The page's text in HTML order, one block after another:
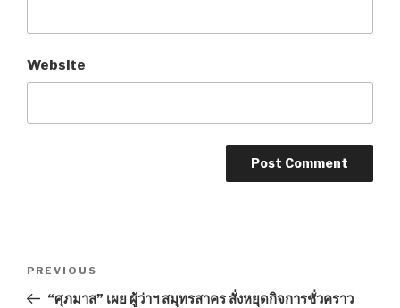
Website
Previous
Post
PREVIOUS
“ศุภมาส” เผย ผู้ว่าฯ สมุทรสาคร สั่งหยุดกิจการชั่วคราว